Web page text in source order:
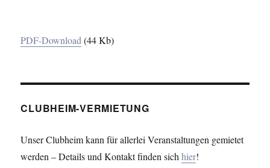
PDF-Download(44 Kb)
CLUBHEIM-VERMIETUNG
Unser Clubheim kann für allerlei Veranstaltungen gemietet
werden – Details und Kontakt finden sichhier!